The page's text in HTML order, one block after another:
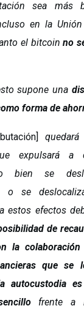
sea más
en la
el bitcoinno
supone una
forma de
expulsará
bien se
o se
estos efectos
de
la
que se
autocustodia
frente a